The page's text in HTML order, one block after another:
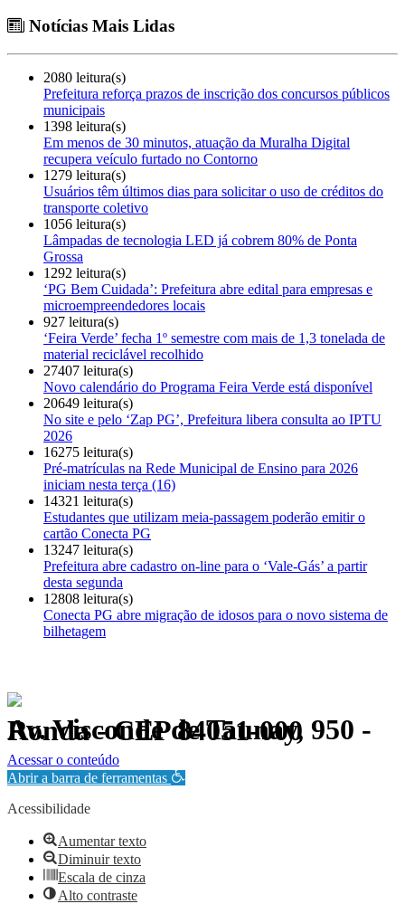
Notícias Mais Lidas
2080 leitura(s)
Prefeitura reforça prazos de inscrição dos concursos públicos
municipais
1398 leitura(s)
Em menos de 30 minutos, atuação da Muralha Digital
recupera veículo furtado no Contorno
1279 leitura(s)
Usuários têm últimos dias para solicitar o uso de créditos do
transporte coletivo
1056 leitura(s)
Lâmpadas de tecnologia LED já cobrem 80% de Ponta
Grossa
1292 leitura(s)
‘PG Bem Cuidada’: Prefeitura abre edital para empresas e
microempreendedores locais
927 leitura(s)
‘Feira Verde’ fecha 1º semestre com mais de 1,3 tonelada de
material reciclável recolhido
27407 leitura(s)
Novo calendário do Programa Feira Verde está disponível
20649 leitura(s)
No site e pelo ‘Zap PG’, Prefeitura libera consulta ao IPTU
2026
16275 leitura(s)
Pré-matrículas na Rede Municipal de Ensino para 2026
iniciam nesta terça (16)
14321 leitura(s)
Estudantes que utilizam meia-passagem poderão emitir o
cartão Conecta PG
13247 leitura(s)
Prefeitura abre cadastro on-line para o ‘Vale-Gás’ a partir
desta segunda
12808 leitura(s)
Conecta PG abre migração de idosos para o novo sistema de
bilhetagem
Av. Visconde de Taunay, 950 - Ronda - CEP 84051-000
Política de Privacidade.
Acessar o conteúdo
Abrir a barra de ferramentas
Acessibilidade
Aumentar texto
Diminuir texto
Escala de cinza
Alto contraste